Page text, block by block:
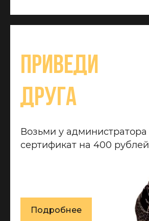
Приведи
друга
Возьми у администратора
сертификат на 400 рублей
Подробнее